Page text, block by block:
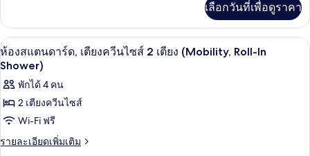
สำหรับ
ผู้
พิการ
(Communications)
สะดวก
สำหรับ
ผู้
พิการ
(Communications)
ควีน
ไซส์
2
เตียง
(Communications,
Backside
View)
เกี่ยว
กับ
ห้อง
สแตนดาร์ด,
ควีน
ไซส์
เตียง
(Communications,
Backside
เลือกวันที่เพื่อดูราคา
เปิด
ภาพถ่าย
ทั้งหมด
ของ
ห้อง
สแตนดาร์ด,
เครื่องนอนป้องกันสารก่อภูมิแพ้, ตู้นิร
3
ห้องสแตนดาร์ด, เตียงควีนไซส์ 2 เตียง (Mobility, Roll-In
Shower)
พักได้ 4 คน
2 เตียงควีนไซส์
Wi-Fi ฟรี
รายละเอียดเพิ่มเติม
ราย